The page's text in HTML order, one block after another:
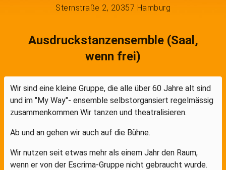
Sternstraße 2, 20357 Hamburg
Ausdruckstanzensemble (Saal,
wenn frei)
Wir sind eine kleine Gruppe, die alle über 60 Jahre alt sind
und im "My Way"- ensemble selbstorgansiert regelmässig
zusammenkommen Wir tanzen und theatralisieren.
Ab und an gehen wir auch auf die Bühne.
Wir nutzen seit etwas mehr als einem Jahr den Raum,
wenn er von der Escrima-Gruppe nicht gebraucht wurde.